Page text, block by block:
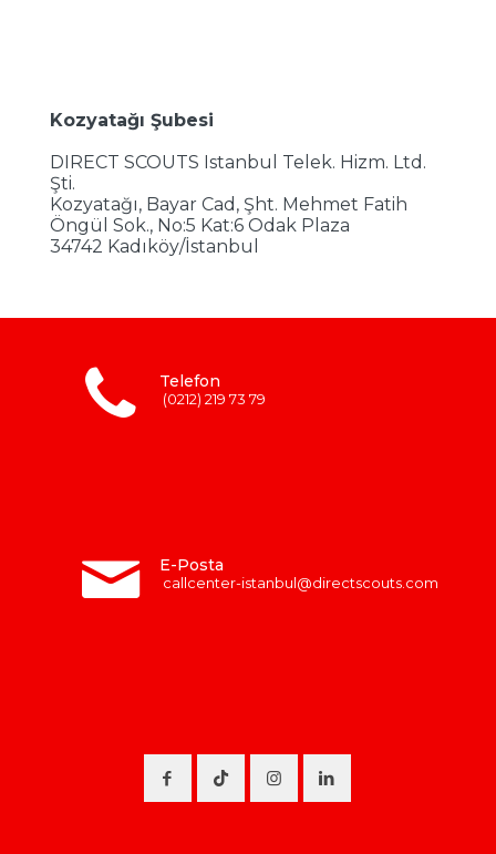
Kozyatağı Şubesi
DIRECT SCOUTS Istanbul Telek. Hizm. Ltd.
Şti.
Kozyatağı, Bayar Cad, Şht. Mehmet Fatih
Öngül Sok., No:5 Kat:6 Odak Plaza
34742 Kadıköy/İstanbul
Telefon
(0212) 219 73 79
E-Posta
callcenter-istanbul@directscouts.com